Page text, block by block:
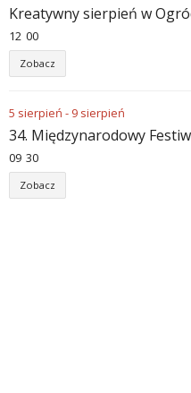
Kreatywny sierpień w
12 00
Zobacz
5 sierpień - 9 sierpień
34. Międzynarodowy
09 30
Zobacz